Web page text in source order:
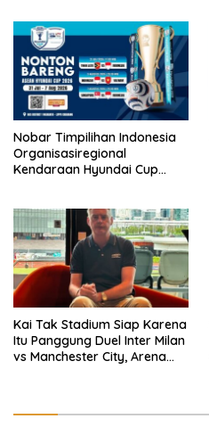
Nobar Timpilihan Indonesia
Organisasiregional
Kendaraan Hyundai Cup
Kai Tak Stadium Siap Karena
Itu Panggung Duel Inter Milan
vs Manchester City, Arena